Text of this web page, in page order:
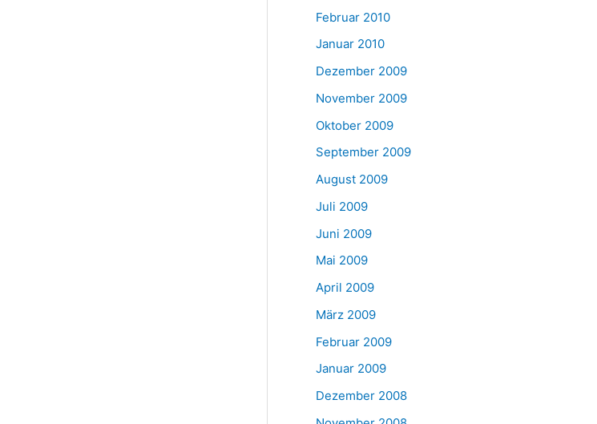
Februar 2010
Januar 2010
Dezember 2009
November 2009
Oktober 2009
September 2009
August 2009
Juli 2009
Juni 2009
Mai 2009
April 2009
März 2009
Februar 2009
Januar 2009
Dezember 2008